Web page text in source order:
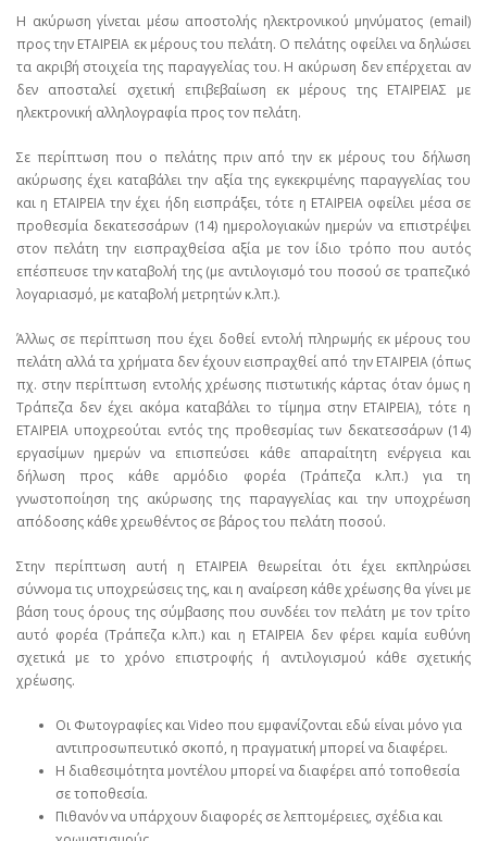
Η ακύρωση γίνεται μέσω αποστολής ηλεκτρονικού μηνύματος (email)
προς την ΕΤΑΙΡΕΙΑ εκ μέρους του πελάτη. Ο πελάτης οφείλει να δηλώσει
τα ακριβή στοιχεία της παραγγελίας του. Η ακύρωση δεν επέρχεται αν
δεν αποσταλεί σχετική επιβεβαίωση εκ μέρους της ΕΤΑΙΡΕΙΑΣ με
ηλεκτρονική αλληλογραφία προς τον πελάτη.
Σε περίπτωση που ο πελάτης πριν από την εκ μέρους του δήλωση
ακύρωσης έχει καταβάλει την αξία της εγκεκριμένης παραγγελίας του
και η ΕΤΑΙΡΕΙΑ την έχει ήδη εισπράξει, τότε η ΕΤΑΙΡΕΙΑ οφείλει μέσα σε
προθεσμία δεκατεσσάρων (14) ημερολογιακών ημερών να επιστρέψει
στον πελάτη την εισπραχθείσα αξία με τον ίδιο τρόπο που αυτός
επέσπευσε την καταβολή της (με αντιλογισμό του ποσού σε τραπεζικό
λογαριασμό, με καταβολή μετρητών κ.λπ.).
Άλλως σε περίπτωση που έχει δοθεί εντολή πληρωμής εκ μέρους του
πελάτη αλλά τα χρήματα δεν έχουν εισπραχθεί από την ΕΤΑΙΡΕΙΑ (όπως
πχ. στην περίπτωση εντολής χρέωσης πιστωτικής κάρτας όταν όμως η
Τράπεζα δεν έχει ακόμα καταβάλει το τίμημα στην ΕΤΑΙΡΕΙΑ), τότε η
ΕΤΑΙΡΕΙΑ υποχρεούται εντός της προθεσμίας των δεκατεσσάρων (14)
εργασίμων ημερών να επισπεύσει κάθε απαραίτητη ενέργεια και
δήλωση προς κάθε αρμόδιο φορέα (Τράπεζα κ.λπ.) για τη
γνωστοποίηση της ακύρωσης της παραγγελίας και την υποχρέωση
απόδοσης κάθε χρεωθέντος σε βάρος του πελάτη ποσού.
Στην περίπτωση αυτή η ΕΤΑΙΡΕΙΑ θεωρείται ότι έχει εκπληρώσει
σύννομα τις υποχρεώσεις της, και η αναίρεση κάθε χρέωσης θα γίνει με
βάση τους όρους της σύμβασης που συνδέει τον πελάτη με τον τρίτο
αυτό φορέα (Τράπεζα κ.λπ.) και η ΕΤΑΙΡΕΙΑ δεν φέρει καμία ευθύνη
σχετικά με το χρόνο επιστροφής ή αντιλογισμού κάθε σχετικής
χρέωσης.
Οι Φωτογραφίες και Video που εμφανίζονται εδώ είναι μόνο για
αντιπροσωπευτικό σκοπό, η πραγματική μπορεί να διαφέρει.
Η διαθεσιμότητα μοντέλου μπορεί να διαφέρει από τοποθεσία
σε τοποθεσία.
Πιθανόν να υπάρχουν διαφορές σε λεπτομέρειες, σχέδια και